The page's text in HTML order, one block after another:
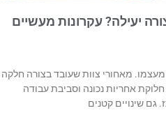
יעילה? עקרונות מעשיים
מעצמו. מאחורי צוות שעובד בצורה חלקה
אחריות נכונה וסביבת עבודה
שינויים קטנים